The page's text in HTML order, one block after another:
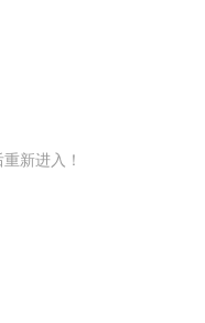
新进入！